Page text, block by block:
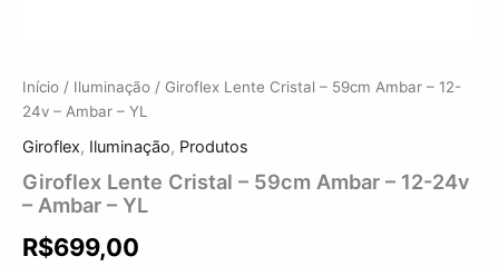
Início / Iluminação / Giroflex Lente Cristal – 59cm Ambar – 12-
24v – Ambar – YL
Giroflex, Iluminação, Produtos
Giroflex Lente Cristal – 59cm Ambar – 12-24v
– Ambar – YL
R$699,00